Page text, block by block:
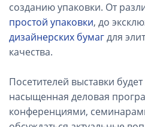
созданию упаковки. От
простой упаковки, до
дизайнерских бумагдля
качества.
Посетителей выставки
насыщенная деловая
конференциями,